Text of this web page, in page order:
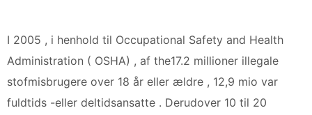
I 2005 , i henhold til Occupational Safety and Health
Administration ( OSHA) , af the17.2 millioner illegale
stofmisbrugere over 18 år eller ældre , 12,9 mio var
fuldtids -eller deltidsansatte . Derudover 10 til 20